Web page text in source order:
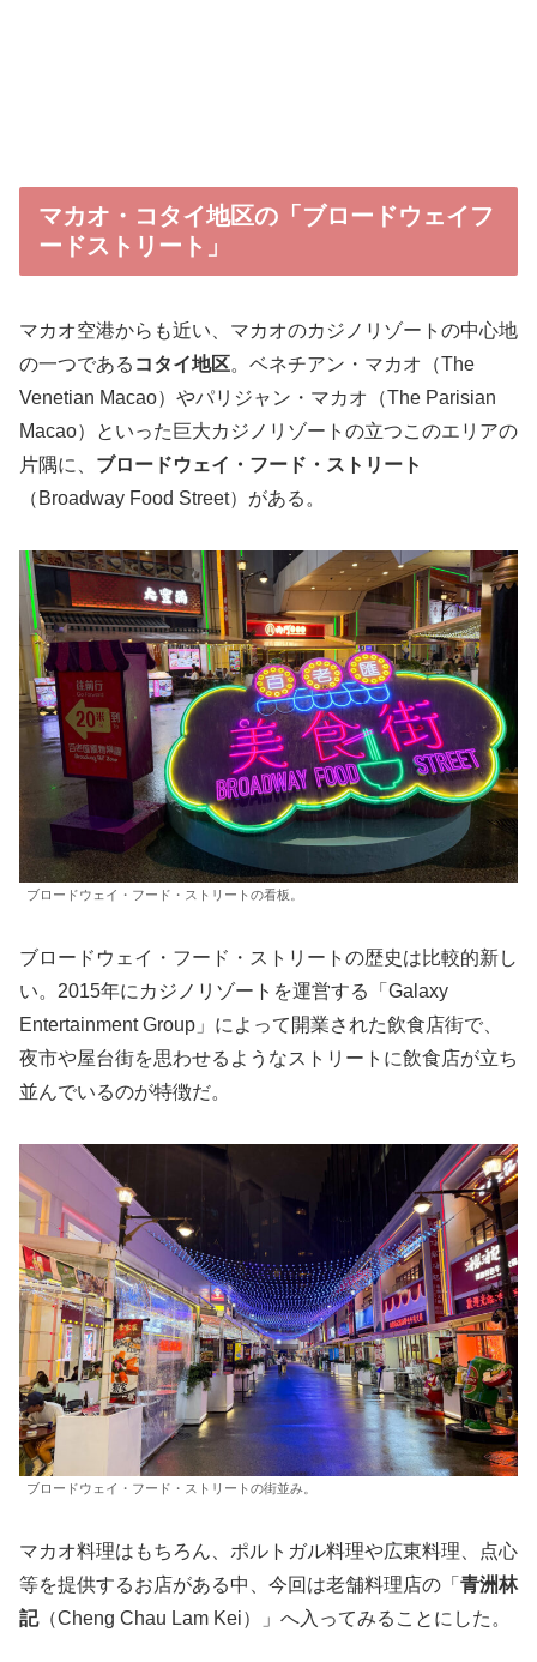
マカオ・コタイ地区の「ブロードウェイフ
ードストリート」
マカオ空港からも近い、マカオのカジノリゾートの中心地
の一つである コタイ地区。ベネチアン・マカオ（The
Venetian Macao）やパリジャン・マカオ（The Parisian
Macao）といった巨大カジノリゾートの立つこのエリアの
片隅に、 ブロードウェイ・フード・ストリート
（Broadway Food Street）がある。
ブロードウェイ・フード・ストリートの看板。
ブロードウェイ・フード・ストリートの歴史は比較的新し
い。2015年にカジノリゾートを運営する「Galaxy
Entertainment Group」によって開業された飲食店街で、
夜市や屋台街を思わせるようなストリートに飲食店が立ち
並んでいるのが特徴だ。
ブロードウェイ・フード・ストリートの街並み。
マカオ料理はもちろん、ポルトガル料理や広東料理、点心
等を提供するお店がある中、今回は老舗料理店の「 青洲林
記（Cheng Chau Lam Kei）」へ入ってみることにした。